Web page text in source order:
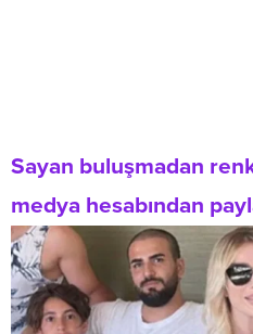
Sayan buluşmadan
medya hesabından